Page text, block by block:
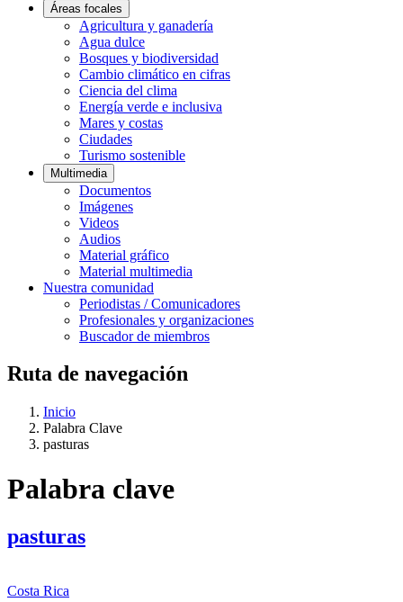
Áreas focales
Agricultura y ganadería
Agua dulce
Bosques y biodiversidad
Cambio climático en cifras
Ciencia del clima
Energía verde e inclusiva
Mares y costas
Ciudades
Turismo sostenible
Multimedia
Documentos
Imágenes
Videos
Audios
Material gráfico
Material multimedia
Nuestra comunidad
Periodistas / Comunicadores
Profesionales y organizaciones
Buscador de miembros
Ruta de navegación
Inicio
Palabra Clave
pasturas
Palabra clave
pasturas
Costa Rica